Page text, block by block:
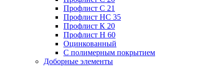
Профлист C 21
Профлист НС 35
Профлист К 20
Профлист Н 60
Оцинкованный
С полимерным покрытием
Доборные элементы